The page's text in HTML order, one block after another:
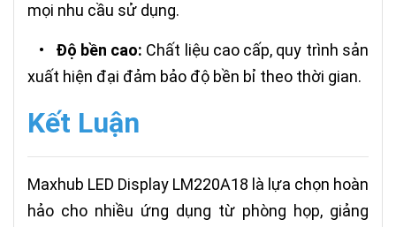
mọi nhu cầu sử dụng.
• Độ bền cao: Chất liệu cao cấp, quy trình sản
xuất hiện đại đảm bảo độ bền bỉ theo thời gian.
Kết Luận
Maxhub LED Display LM220A18 là lựa chọn hoàn
hảo cho nhiều ứng dụng từ phòng họp, giảng